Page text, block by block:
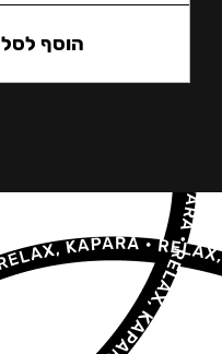
הוסף לסל